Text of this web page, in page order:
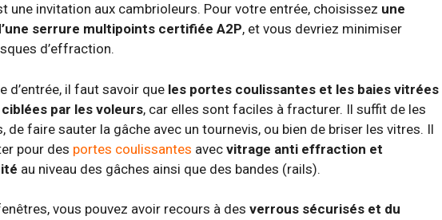
une invitation aux cambrioleurs. Pour votre entrée, choisissez une
serrure multipoints certifiée A2P, et vous devriez minimiser
d’effraction.
d’entrée, il faut savoir que les portes coulissantes et les baies vitrées
par les voleurs, car elles sont faciles à fracturer. Il suffit de les
de faire sauter la gâche avec un tournevis, ou bien de briser les vitres. Il
pour des portes coulissantes avec vitrage anti effraction et
au niveau des gâches ainsi que des bandes (rails).
vous pouvez avoir recours à des verrous sécurisés et du